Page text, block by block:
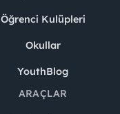
Öğrenci Kulüpleri
Okullar
YouthBlog
ARAÇLAR